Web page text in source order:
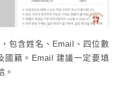
包含姓名、Email、四位數
國籍。Email 建議一定要填
。